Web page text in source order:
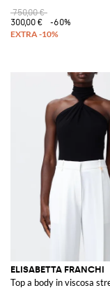
750,00 €
300,00 €
-60%
ELISABETTA FRANCHI
Top a body in viscosa